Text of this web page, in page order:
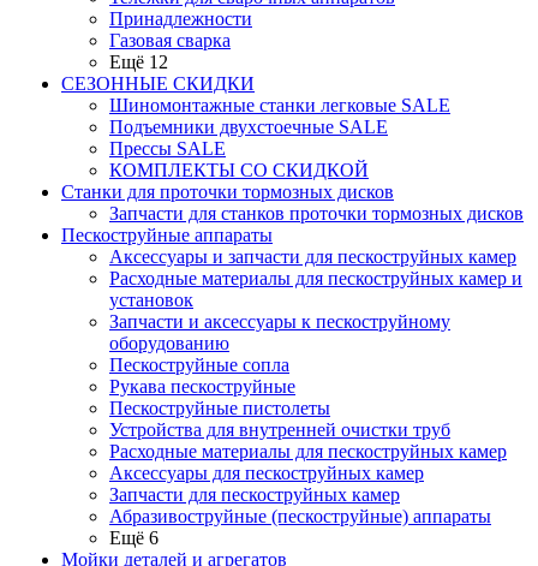
Принадлежности
Газовая сварка
Ещё 12
СЕЗОННЫЕ СКИДКИ
Шиномонтажные станки легковые SALE
Подъемники двухстоечные SALE
Прессы SALE
КОМПЛЕКТЫ СО СКИДКОЙ
Станки для проточки тормозных дисков
Запчасти для станков проточки тормозных дисков
Пескоструйные аппараты
Аксессуары и запчасти для пескоструйных камер
Расходные материалы для пескоструйных камер и
установок
Запчасти и аксессуары к пескоструйному
оборудованию
Пескоструйные сопла
Рукава пескоструйные
Пескоструйные пистолеты
Устройства для внутренней очистки труб
Расходные материалы для пескоструйных камер
Аксессуары для пескоструйных камер
Запчасти для пескоструйных камер
Абразивоструйные (пескоструйные) аппараты
Ещё 6
Мойки деталей и агрегатов